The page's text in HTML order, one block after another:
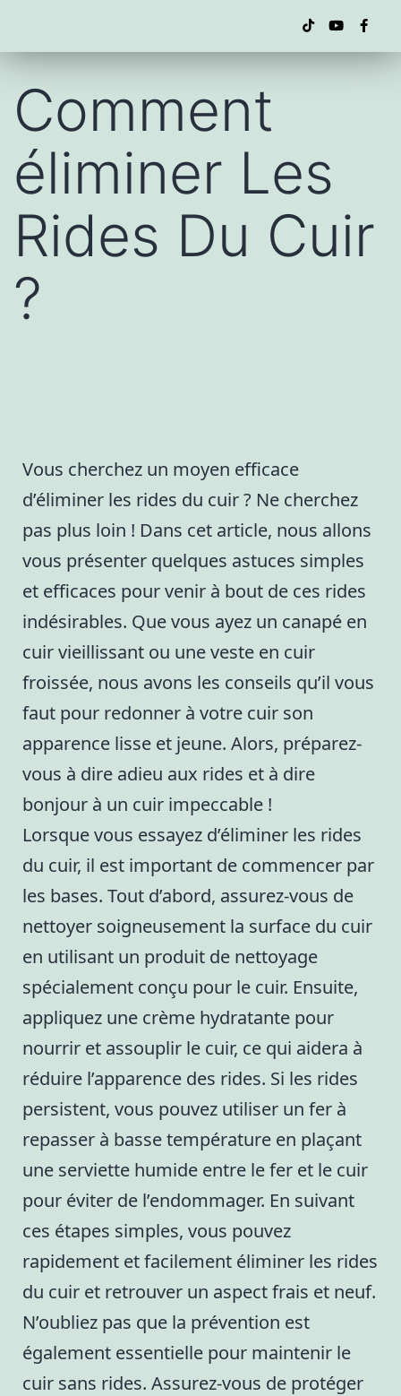
Comment
éliminer Les
Rides Du Cuir
?
Vous cherchez un moyen efficace
d’éliminer les rides du cuir ? Ne cherchez
pas plus loin ! Dans cet article, nous allons
vous présenter quelques astuces simples
et efficaces pour venir à bout de ces rides
indésirables. Que vous ayez un canapé en
cuir vieillissant ou une veste en cuir
froissée, nous avons les conseils qu’il vous
faut pour redonner à votre cuir son
apparence lisse et jeune. Alors, préparez-
vous à dire adieu aux rides et à dire
bonjour à un cuir impeccable !
Lorsque vous essayez d’éliminer les rides
du cuir, il est important de commencer par
les bases. Tout d’abord, assurez-vous de
nettoyer soigneusement la surface du cuir
en utilisant un produit de nettoyage
spécialement conçu pour le cuir. Ensuite,
appliquez une crème hydratante pour
nourrir et assouplir le cuir, ce qui aidera à
réduire l’apparence des rides. Si les rides
persistent, vous pouvez utiliser un fer à
repasser à basse température en plaçant
une serviette humide entre le fer et le cuir
pour éviter de l’endommager. En suivant
ces étapes simples, vous pouvez
rapidement et facilement éliminer les rides
du cuir et retrouver un aspect frais et neuf.
N’oubliez pas que la prévention est
également essentielle pour maintenir le
cuir sans rides. Assurez-vous de protéger